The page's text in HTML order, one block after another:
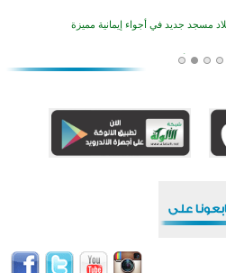
مسجد جديد في أجواء إيمانية مميزة
يفتتح أبوابه بعد سنوات من العمل والعطاء
حفظ وتلاوة القرآن الكريم في أزناكاييف